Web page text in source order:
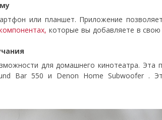
или планшет. Приложение
которые вы добавляете в
для домашнего кинотеатра. Эта
Bar 550 и Denon Home Subwoofer.